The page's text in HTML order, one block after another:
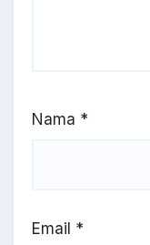
Nama *
Email *